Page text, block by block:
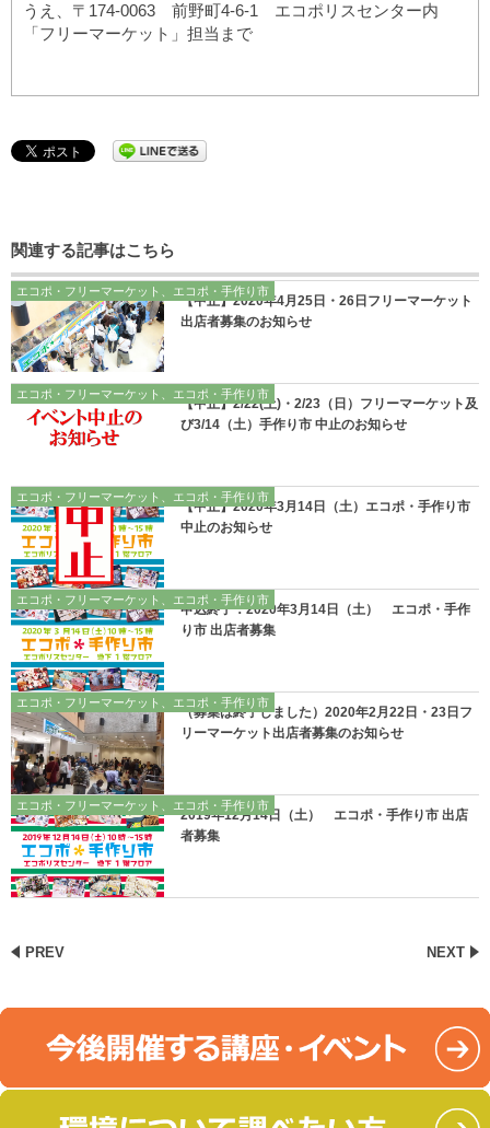
うえ、〒174-0063 前野町4-6-1 エコポリスセンター内
「フリーマーケット」担当まで
関連する記事はこちら
エコポ・フリーマーケット、エコポ・手作り市
【中止】2020年4月25日・26日フリーマーケット
出店者募集のお知らせ
エコポ・フリーマーケット、エコポ・手作り市
【中止】2/22(土)・2/23（日）フリーマーケット及
び3/14（土）手作り市 中止のお知らせ
エコポ・フリーマーケット、エコポ・手作り市
【中止】2020年3月14日（土）エコポ・手作り市
中止のお知らせ
エコポ・フリーマーケット、エコポ・手作り市
申込終了：2020年3月14日（土） エコポ・手作
り市 出店者募集
エコポ・フリーマーケット、エコポ・手作り市
（募集は終了しました）2020年2月22日・23日フ
リーマーケット出店者募集のお知らせ
エコポ・フリーマーケット、エコポ・手作り市
2019年12月14日（土） エコポ・手作り市 出店
者募集
PREV NEXT